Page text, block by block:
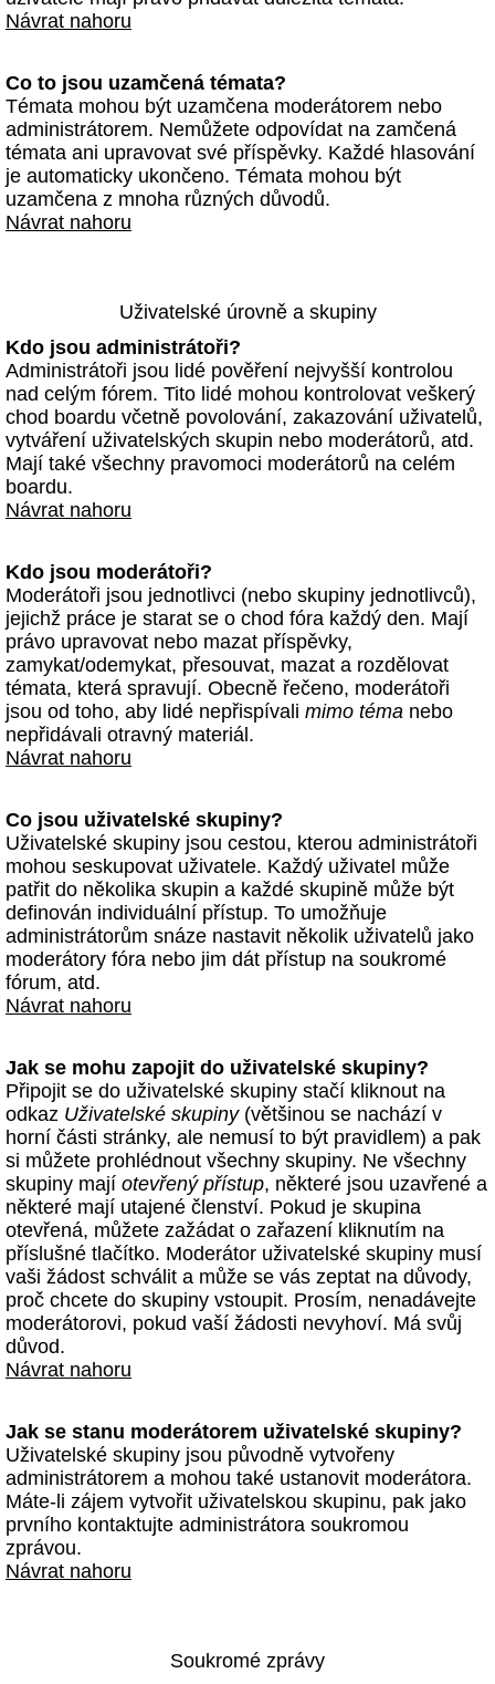
Návrat nahoru
Co to jsou uzamčená témata?
Témata mohou být uzamčena moderátorem nebo
administrátorem. Nemůžete odpovídat na zamčená
témata ani upravovat své příspěvky. Každé hlasování
je automaticky ukončeno. Témata mohou být
uzamčena z mnoha různých důvodů.
Návrat nahoru
Uživatelské úrovně a skupiny
Kdo jsou administrátoři?
Administrátoři jsou lidé pověření nejvyšší kontrolou
nad celým fórem. Tito lidé mohou kontrolovat veškerý
chod boardu včetně povolování, zakazování uživatelů,
vytváření uživatelských skupin nebo moderátorů, atd.
Mají také všechny pravomoci moderátorů na celém
boardu.
Návrat nahoru
Kdo jsou moderátoři?
Moderátoři jsou jednotlivci (nebo skupiny jednotlivců),
jejichž práce je starat se o chod fóra každý den. Mají
právo upravovat nebo mazat příspěvky,
zamykat/odemykat, přesouvat, mazat a rozdělovat
témata, která spravují. Obecně řečeno, moderátoři
jsou od toho, aby lidé nepřispívali mimo téma nebo
nepřidávali otravný materiál.
Návrat nahoru
Co jsou uživatelské skupiny?
Uživatelské skupiny jsou cestou, kterou administrátoři
mohou seskupovat uživatele. Každý uživatel může
patřit do několika skupin a každé skupině může být
definován individuální přístup. To umožňuje
administrátorům snáze nastavit několik uživatelů jako
moderátory fóra nebo jim dát přístup na soukromé
fórum, atd.
Návrat nahoru
Jak se mohu zapojit do uživatelské skupiny?
Připojit se do uživatelské skupiny stačí kliknout na
odkaz Uživatelské skupiny(většinou se nachází v
horní části stránky, ale nemusí to být pravidlem) a pak
si můžete prohlédnout všechny skupiny. Ne všechny
skupiny mají otevřený přístup, některé jsou uzavřené a
některé mají utajené členství. Pokud je skupina
otevřená, můžete zažádat o zařazení kliknutím na
příslušné tlačítko. Moderátor uživatelské skupiny musí
vaši žádost schválit a může se vás zeptat na důvody,
proč chcete do skupiny vstoupit. Prosím, nenadávejte
moderátorovi, pokud vaší žádosti nevyhoví. Má svůj
důvod.
Návrat nahoru
Jak se stanu moderátorem uživatelské skupiny?
Uživatelské skupiny jsou původně vytvořeny
administrátorem a mohou také ustanovit moderátora.
Máte-li zájem vytvořit uživatelskou skupinu, pak jako
prvního kontaktujte administrátora soukromou
zprávou.
Návrat nahoru
Soukromé zprávy